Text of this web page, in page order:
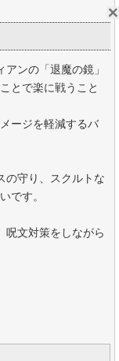
ンの「退魔の鏡」
とで楽に戦うこと
ージを軽減するバ
の守り、スクルトな
です。
呪文対策をしながら